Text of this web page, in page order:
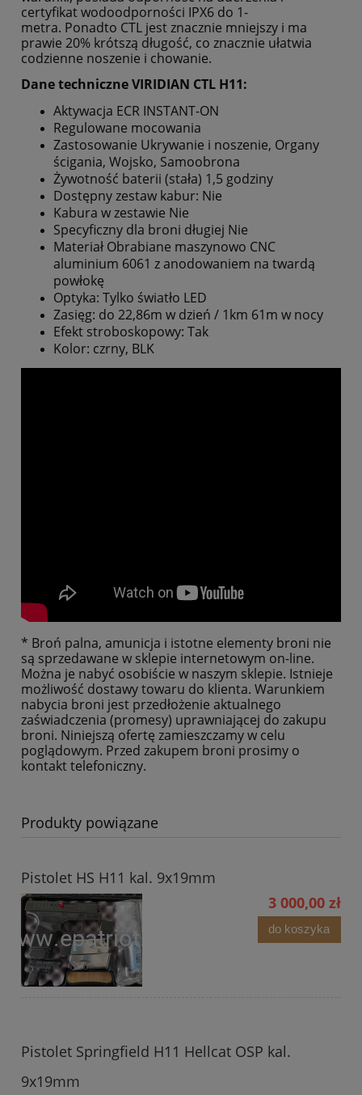
certyfikat wodoodporności IPX6 do 1-
metra. Ponadto CTL jest znacznie mniejszy i ma
prawie 20% krótszą długość, co znacznie ułatwia
codzienne noszenie i chowanie.
Dane techniczne VIRIDIAN CTL H11:
Aktywacja ECR INSTANT-ON
Regulowane mocowania
Zastosowanie Ukrywanie i noszenie, Organy
ścigania, Wojsko, Samoobrona
Żywotność baterii (stała) 1,5 godziny
Dostępny zestaw kabur: Nie
Kabura w zestawie Nie
Specyficzny dla broni długiej Nie
Materiał Obrabiane maszynowo CNC
aluminium 6061 z anodowaniem na twardą
powłokę
Optyka: Tylko światło LED
Zasięg: do 22,86m w dzień / 1km 61m w nocy
Efekt stroboskopowy: Tak
Kolor: czrny, BLK
* Broń palna, amunicja i istotne elementy broni nie
są sprzedawane w sklepie internetowym on-line.
Można je nabyć osobiście w naszym sklepie. Istnieje
możliwość dostawy towaru do klienta. Warunkiem
nabycia broni jest przedłożenie aktualnego
zaświadczenia (promesy) uprawniającej do zakupu
broni. Niniejszą ofertę zamieszczamy w celu
poglądowym. Przed zakupem broni prosimy o
kontakt telefoniczny.
Produkty powiązane
Pistolet HS H11 kal. 9x19mm
3 000,00 zł
do koszyka
Pistolet Springfield H11 Hellcat OSP kal.
9x19mm